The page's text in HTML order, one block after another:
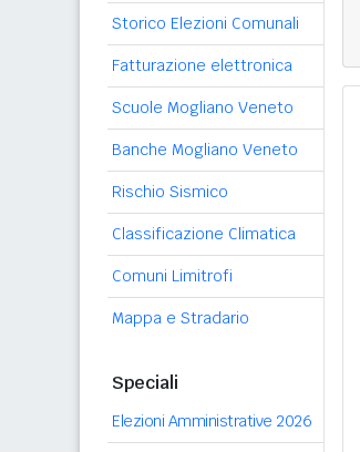
Storico Elezioni Comunali
Fatturazione elettronica
Scuole Mogliano Veneto
Banche Mogliano Veneto
Rischio Sismico
Classificazione Climatica
Comuni Limitrofi
Mappa e Stradario
Speciali
Elezioni Amministrative 2026